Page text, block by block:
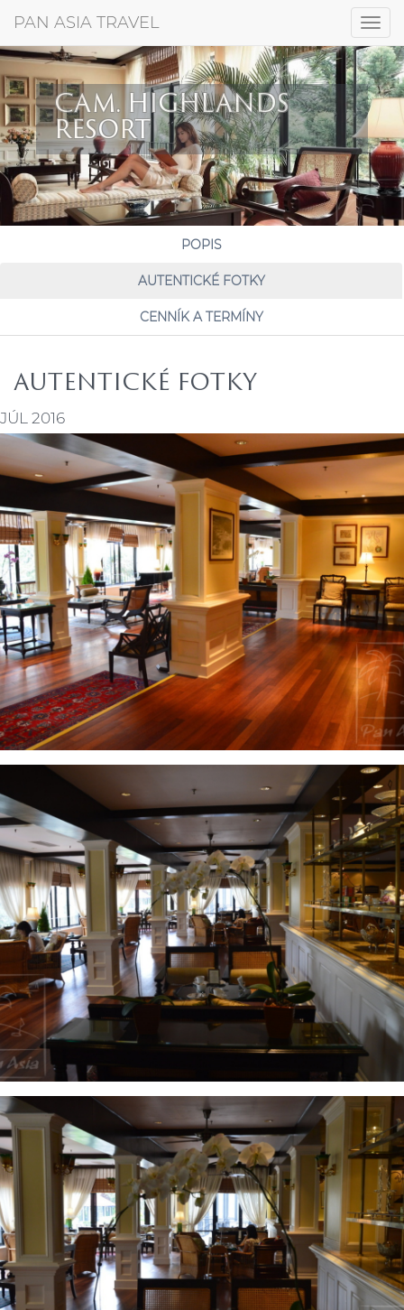
PAN ASIA TRAVEL
+421 917 372 256
CAM. HIGHLANDS
RESORT
POPIS
AUTENTICKÉ FOTKY
CENNÍK A TERMÍNY
AUTENTICKÉ FOTKY
JÚL 2016